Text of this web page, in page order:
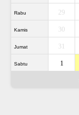
Rabu 29
Kamis 30
Jumat 31
Sabtu 1